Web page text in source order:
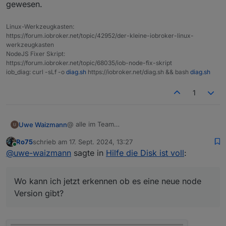
gewesen.
Linux-Werkzeugkasten:
https://forum.iobroker.net/topic/42952/der-kleine-iobroker-linux-
werkzeugkasten
NodeJS Fixer Skript:
https://forum.iobroker.net/topic/68035/iob-node-fix-skript
iob_diag: curl -sLf -o diag.sh https://iobroker.net/diag.sh && bash diag.sh
1
Uwe Waizmann@ alle im Team
Habe iobroker schon einige Zeit am laufen,
aber ein Backup hatte ich noch nie gebraucht.
Der Restore hat wunderbar geklappt, alles
PS: Backup war vom Samstag und seit
Sonntag, wo die Probleme begannen, lief auch
Wo kann ich jetzt erkennen ob es eine neue
Vielen herzlichen Dank an Euch für die Geduld
Ro75schrieb am 17. Sept. 2024, 13:27
zuletzt editiert von
@uwe-waizmann sagte in Hilfe die Disk ist voll:
Wo kann ich jetzt erkennen ob es eine neue node
Version gibt?